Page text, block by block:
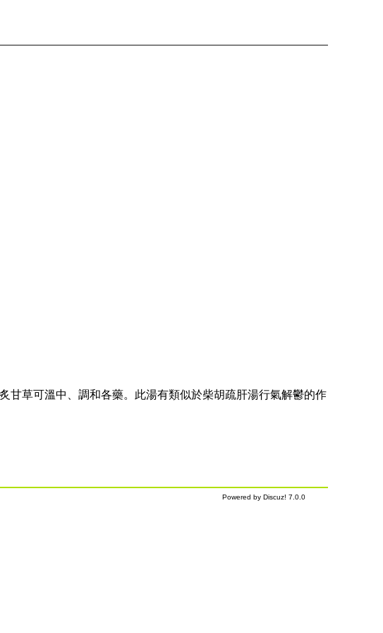
甘草可溫中、調和各藥。此湯有類似於柴胡疏肝湯行氣解鬱的作
Powered by Discuz! 7.0.0